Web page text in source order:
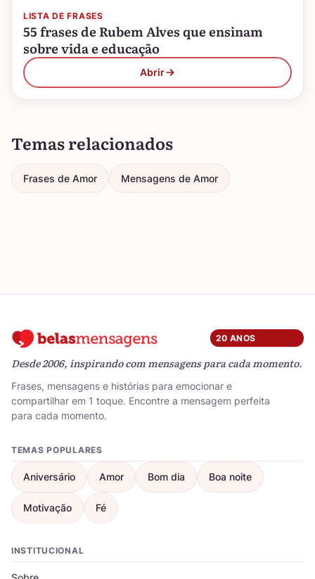
LISTA DE FRASES
55 frases de Rubem Alves que ensinam
sobre vida e educação
Abrir
Temas relacionados
Frases de Amor Mensagens de Amor
20 ANOS
Desde 2006, inspirando com mensagens para cada momento.
Frases, mensagens e histórias para emocionar e
compartilhar em 1 toque. Encontre a mensagem perfeita
para cada momento.
TEMAS POPULARES
Aniversário Amor Bom dia Boa noite
Motivação Fé
INSTITUCIONAL